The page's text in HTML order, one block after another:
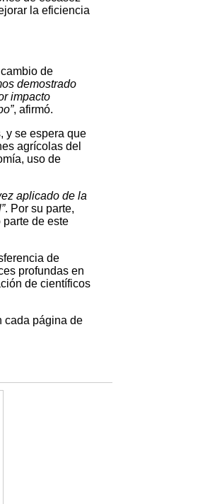
la eficiencia
de
demostrado
impacto
, afirmó.
y se espera que
agrícolas del
uso de
aplicado de la
. Por su parte,
parte de este
de
profundas en
de científicos
cada página de